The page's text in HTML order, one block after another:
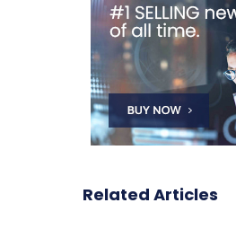
Related Articles